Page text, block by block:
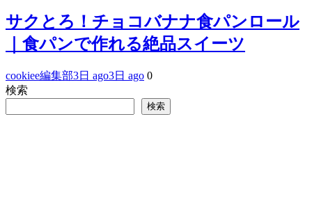
サクとろ！チョコバナナ食パンロール
｜食パンで作れる絶品スイーツ
cookiee編集部3日 ago3日 ago 0
検索
検索